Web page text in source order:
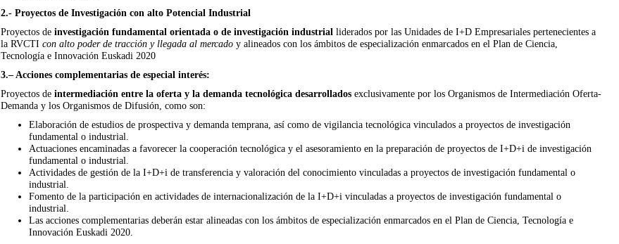
2.- Proyectos de Investigación con alto Potencial Industrial
Proyectos de investigación fundamental orientada o de investigación industrial liderados por las Unidades de I+D Empresariales pertenecientes a
la RVCTI con alto poder de tracción y llegada al mercado y alineados con los ámbitos de especialización enmarcados en el Plan de Ciencia,
Tecnología e Innovación Euskadi 2020
3.– Acciones complementarias de especial interés:
Proyectos de intermediación entre la oferta y la demanda tecnológica desarrolladosexclusivamente por los Organismos de Intermediación Oferta-
Demanda y los Organismos de Difusión, como son:
Elaboración de estudios de prospectiva y demanda temprana, así como de vigilancia tecnológica vinculados a proyectos de investigación
fundamental o industrial.
Actuaciones encaminadas a favorecer la cooperación tecnológica y el asesoramiento en la preparación de proyectos de I+D+i de investigación
fundamental o industrial.
Actividades de gestión de la I+D+i de transferencia y valoración del conocimiento vinculadas a proyectos de investigación fundamental o
industrial.
Fomento de la participación en actividades de internacionalización de la I+D+i vinculadas a proyectos de investigación fundamental o
industrial.
Las acciones complementarias deberán estar alineadas con los ámbitos de especialización enmarcados en el Plan de Ciencia, Tecnología e
Innovación Euskadi 2020.